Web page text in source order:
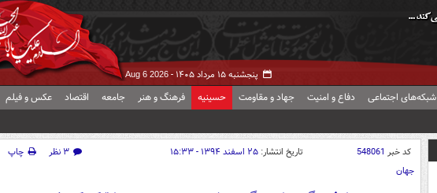
پنجشنبه ۱۵ مرداد ۱۴۰۵ - Aug 6 2026
شبکه‌های اجتماعی دفاع و امنیت جهاد و مقاومت حسینیه فرهنگ و هنر جامعه اقتصاد عکس و فیلم
کد خبر 548061 تاریخ انتشار: ۲۵ اسفند ۱۳۹۴ - ۱۵:۳۳ ۳ نظر
چاپ
جهان